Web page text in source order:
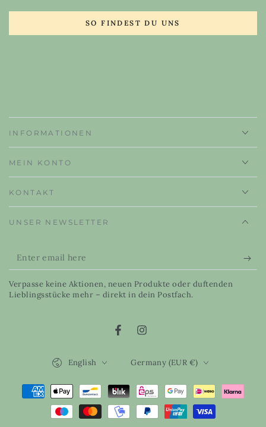
SO FINDEST DU UNS
INFORMATIONEN
MEIN KONTO
KONTAKT
UNSER NEWSLETTER
Enter
email
here
Verpasse keine Aktionen, neuen Produkte oder duftenden
Lieblingsstücke mehr – direkt in dein Postfach.
FacebookInstagram
English Germany (EUR €)
Payment
methods